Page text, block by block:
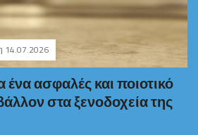
14.07.2026
ασφαλές και ποιοτικό
στα ξενοδοχεία της